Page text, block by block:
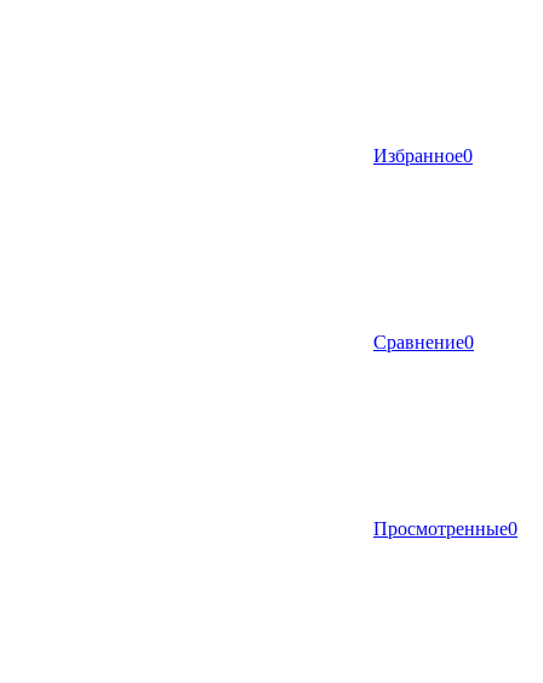
Избранное0
Сравнение0
Просмотренные0